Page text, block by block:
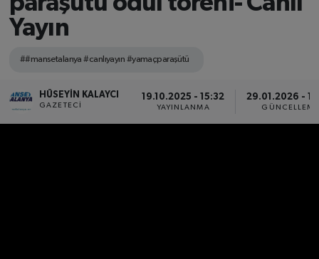
Yayın
##mansetalanya #canlıyayın #yamaçparaşütü
HÜSEYIN KALAYCI
GAZETECI
19.10.2025 - 15:32
YAYINLANMA
29.01.2026 -
GÜNCELLEME